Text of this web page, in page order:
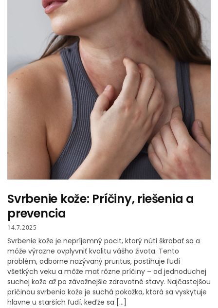
Svrbenie kože: Príčiny, riešenia a
prevencia
14.7.2025
Svrbenie kože je nepríjemný pocit, ktorý núti škrabať sa a
môže výrazne ovplyvniť kvalitu vášho života. Tento
problém, odborne nazývaný pruritus, postihuje ľudí
všetkých veku a môže mať rôzne príčiny – od jednoduchej
suchej kože až po závažnejšie zdravotné stavy. Najčastejšou
príčinou svrbenia kože je suchá pokožka, ktorá sa vyskytuje
hlavne u starších ľudí, keďže sa […]